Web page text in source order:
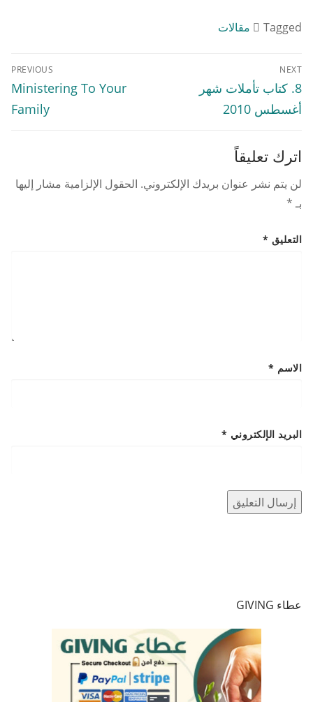
Tagged مقالات
تصفّح
المقالات
PREVIOUS
Previous
Ministering To Your
Family
NEXT
Next
post:
8. كتاب تأملات شهر
أغسطس 2010
اترك تعليقاً
لن يتم نشر عنوان بريدك الإلكتروني. الحقول الإلزامية مشار إليها
بـ*
التعليق *
الاسم *
البريد الإلكتروني *
عطاء GIVING